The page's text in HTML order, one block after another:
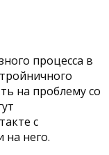
процесса в
на проблему со
с
него.